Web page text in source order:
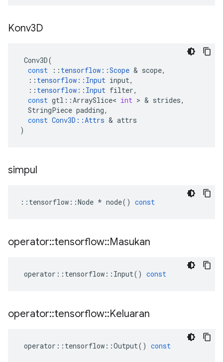
Konv3D
Conv3D(
const
:: tensorflow ::Scope & scope,
:: tensorflow :: Input input,
:: tensorflow :: Input filter,
const gtl ::ArraySlice< int > & strides,
StringPiece padding,
const Conv3D ::Attrs & attrs
)
simpul
:: tensorflow ::Node * node() const
operator::tensorflow::Masukan
operator :: tensorflow :: Input() const
operator::tensorflow::Keluaran
operator :: tensorflow ::Output() const